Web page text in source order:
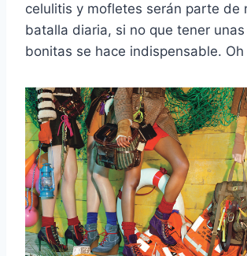
celulitis y mofletes serán parte de
batalla diaria, si no que tener
bonitas se hace indispensable. Oh